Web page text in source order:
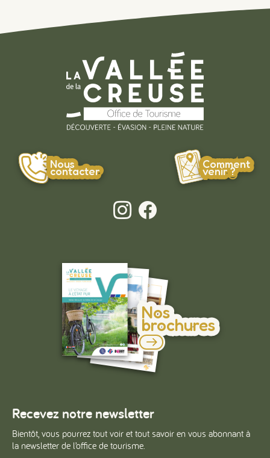
Nous
contacter
Comment
venir ?
Nos
brochures
Recevez notre newsletter
Bientôt, vous pourrez tout voir et tout savoir en vous abonnant à
la newsletter de l’office de tourisme.